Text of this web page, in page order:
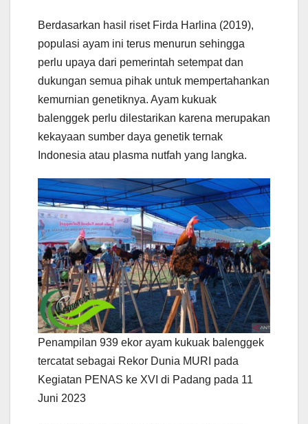
Berdasarkan hasil riset Firda Harlina (2019),
populasi ayam ini terus menurun sehingga
perlu upaya dari pemerintah setempat dan
dukungan semua pihak untuk mempertahankan
kemurnian genetiknya. Ayam kukuak
balenggek perlu dilestarikan karena merupakan
kekayaan sumber daya genetik ternak
Indonesia atau plasma nutfah yang langka.
Penampilan 939 ekor ayam kukuak balenggek
tercatat sebagai Rekor Dunia MURI pada
Kegiatan PENAS ke XVI di Padang pada 11
Juni 2023